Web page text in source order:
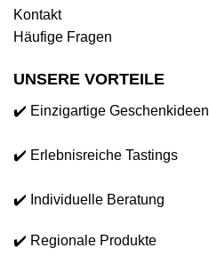
Kontakt
Häufige Fragen
UNSERE VORTEILE
✔️ Einzigartige Geschenkideen
✔️ Erlebnisreiche Tastings
✔️ Individuelle Beratung
✔️ Regionale Produkte